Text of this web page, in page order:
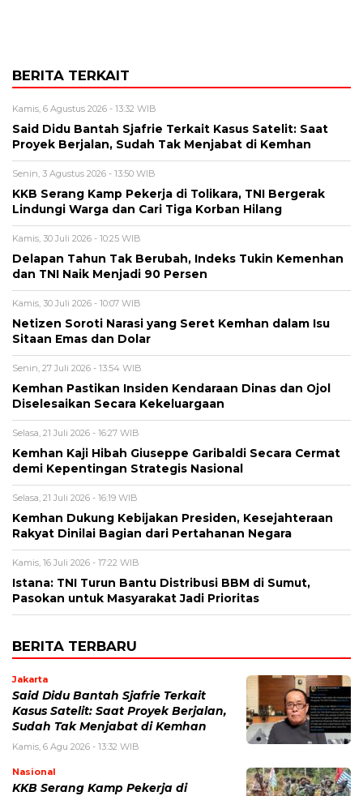
BERITA TERKAIT
Kamis, 6 Agustus 2026 - 13:32 WIB
Said Didu Bantah Sjafrie Terkait Kasus Satelit: Saat
Proyek Berjalan, Sudah Tak Menjabat di Kemhan
Senin, 3 Agustus 2026 - 13:50 WIB
KKB Serang Kamp Pekerja di Tolikara, TNI Bergerak
Lindungi Warga dan Cari Tiga Korban Hilang
Kamis, 30 Juli 2026 - 10:25 WIB
Delapan Tahun Tak Berubah, Indeks Tukin Kemenhan
dan TNI Naik Menjadi 90 Persen
Kamis, 30 Juli 2026 - 10:07 WIB
Netizen Soroti Narasi yang Seret Kemhan dalam Isu
Sitaan Emas dan Dolar
Senin, 27 Juli 2026 - 13:54 WIB
Kemhan Pastikan Insiden Kendaraan Dinas dan Ojol
Diselesaikan Secara Kekeluargaan
Selasa, 21 Juli 2026 - 16:27 WIB
Kemhan Kaji Hibah Giuseppe Garibaldi Secara Cermat
demi Kepentingan Strategis Nasional
Selasa, 21 Juli 2026 - 16:19 WIB
Kemhan Dukung Kebijakan Presiden, Kesejahteraan
Rakyat Dinilai Bagian dari Pertahanan Negara
Kamis, 16 Juli 2026 - 17:22 WIB
Istana: TNI Turun Bantu Distribusi BBM di Sumut,
Pasokan untuk Masyarakat Jadi Prioritas
BERITA TERBARU
Jakarta
Said Didu Bantah Sjafrie Terkait
Kasus Satelit: Saat Proyek Berjalan,
Sudah Tak Menjabat di Kemhan
Kamis, 6 Agu 2026 - 13:32 WIB
Nasional
KKB Serang Kamp Pekerja di